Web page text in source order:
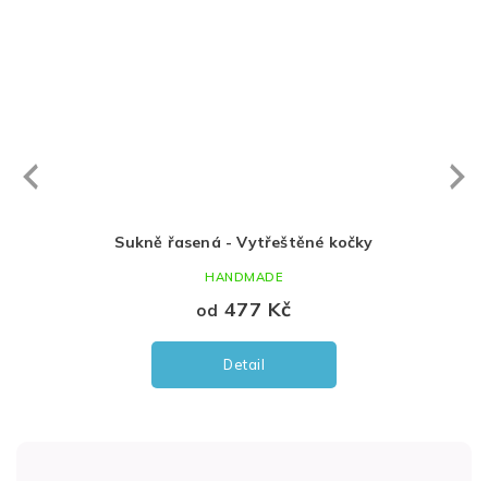
Sukně řasená - Vytřeštěné kočky
od 477 Kč
Detail
HANDMADE
Next